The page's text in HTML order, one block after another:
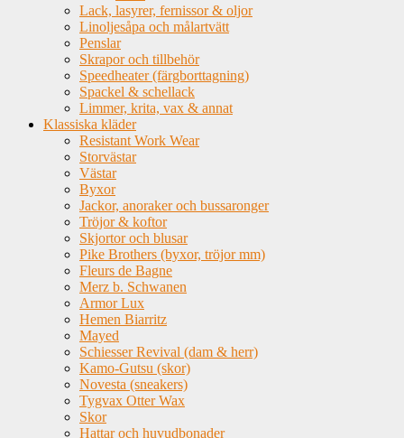
Lack, lasyrer, fernissor & oljor
Linoljesåpa och målartvätt
Penslar
Skrapor och tillbehör
Speedheater (färgborttagning)
Spackel & schellack
Limmer, krita, vax & annat
Klassiska kläder
Resistant Work Wear
Storvästar
Västar
Byxor
Jackor, anoraker och bussaronger
Tröjor & koftor
Skjortor och blusar
Pike Brothers (byxor, tröjor mm)
Fleurs de Bagne
Merz b. Schwanen
Armor Lux
Hemen Biarritz
Mayed
Schiesser Revival (dam & herr)
Kamo-Gutsu (skor)
Novesta (sneakers)
Tygvax Otter Wax
Skor
Hattar och huvudbonader